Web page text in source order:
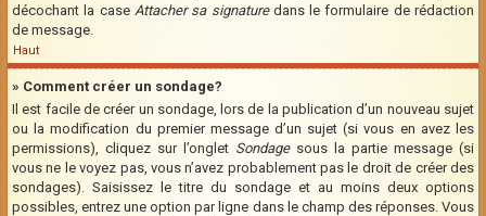
décochant la case Attacher sa signaturedans le formulaire de rédaction
de message.
Haut
» Comment créer un sondage?
Il est facile de créer un sondage, lors de la publication d’un nouveau sujet
ou la modification du premier message d’un sujet (si vous en avez les
permissions), cliquez sur l’onglet Sondagesous la partie message (si
vous ne le voyez pas, vous n’avez probablement pas le droit de créer des
sondages). Saisissez le titre du sondage et au moins deux options
possibles, entrez une option par ligne dans le champ des réponses. Vous